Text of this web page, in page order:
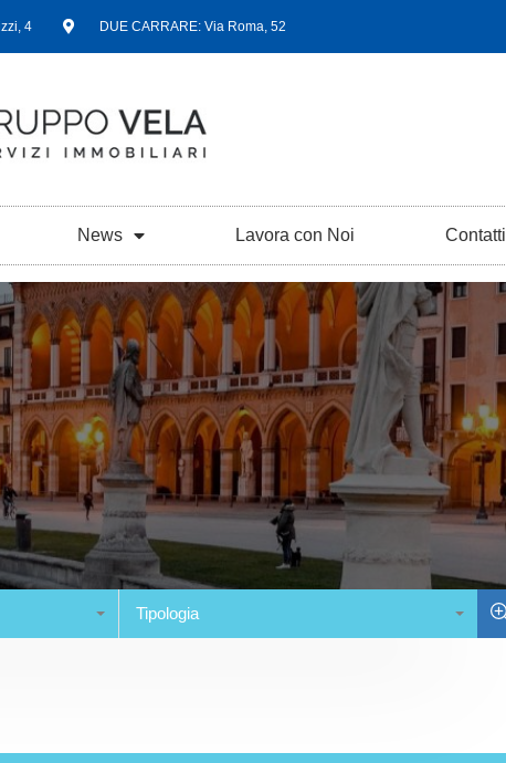
4 DUE CARRARE: Via Roma, 52
News Lavora con Noi Contatti
Tipologia